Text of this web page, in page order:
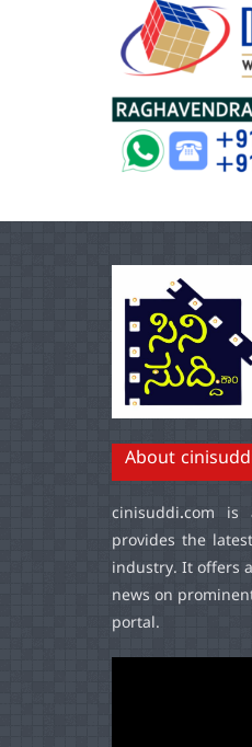
About
cinisuddi.com is
provides the
industry. It offers
news on
portal.